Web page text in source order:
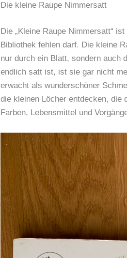
Die kleine Raupe Nimmersatt
Die „Kleine Raupe Nimmersatt“
Bibliothek fehlen darf. Die kleine
nur durch ein Blatt, sondern auch
endlich satt ist, ist sie gar nicht
erwacht als wunderschöner
die kleinen Löcher entdecken, die
Farben, Lebensmittel und